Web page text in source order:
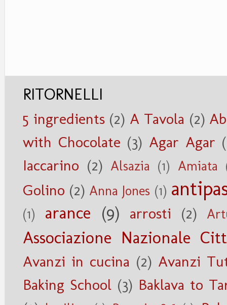
RITORNELLI
5 ingredients (2) A Tavola (2)
with Chocolate (3) Agar Agar
Iaccarino (2) Alsazia (1) Amiata
Golino (2) Anna Jones (1)
(1) arance (9) arrosti (2)
Associazione Nazionale
Avanzi in cucina (2) Avanzi
Baking School (3) Baklava to